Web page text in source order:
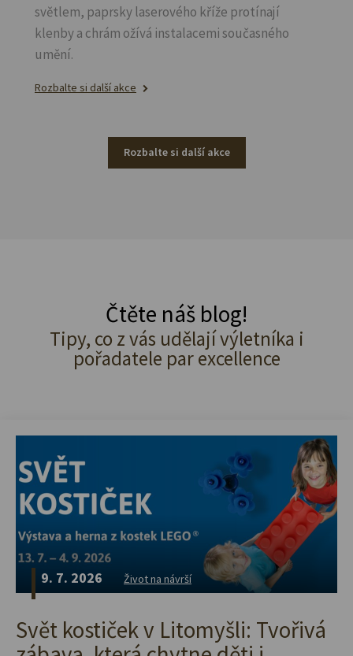
světlem, paprsky laserového kříže protínají
klenby a chrám ožívá instalacemi současného
umění.
Rozbalte si další akce
Rozbalte si další akce
Čtěte náš blog!
Tipy, co z vás udělají výletníka i
pořadatele par excellence
9. 7. 2026 Život na návrší
Svět kostiček v Litomyšli: Tvořivá